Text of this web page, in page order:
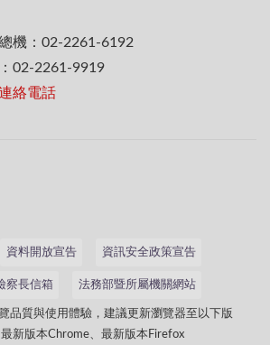
機：02-2261-6192
02-2261-9919
絡電話
資料開放宣告 資訊安全政策宣告
察長信箱 法務部暨所屬機關網站
品質與使用體驗，建議更新瀏覽器至以下版
新版本Chrome、最新版本Firefox